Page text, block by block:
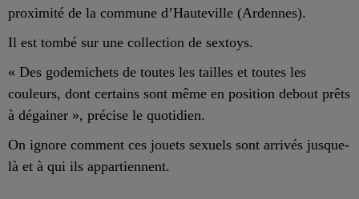
proximité de la commune d’Hauteville (Ardennes).
Il est tombé sur une collection de sextoys.
« Des godemichets de toutes les tailles et toutes les
couleurs, dont certains sont même en position debout prêts
à dégainer », précise le quotidien.
On ignore comment ces jouets sexuels sont arrivés jusque-
là et à qui ils appartiennent.